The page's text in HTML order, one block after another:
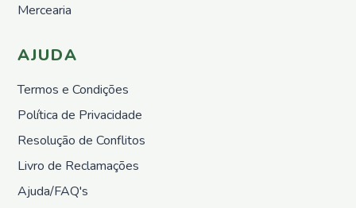
Vivas
Mercearia
AJUDA
Termos e Condições
Política de Privacidade
Resolução de Conflitos
Livro de Reclamações
Ajuda/FAQ's